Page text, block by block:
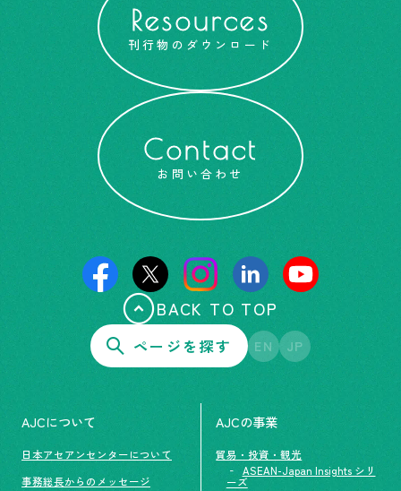
Resources
刊行物のダウンロード
Contact
お問い合わせ
BACK TO TOP
ページを探す EN JP
AJCについて
日本アセアンセンターについて
事務総長からのメッセージ
AJCの事業
貿易・投資・観光
ASEAN-Japan Insights シリ
ーズ